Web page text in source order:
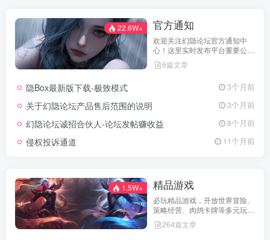
22.6W+ 官方通知
欢迎关注幻隐论坛官方通知中
心！这里实时发布平台重要公
告、活动规则、功能更新、安全
提醒及用户权益说明，确保每位
们坚持公开透明，通过权威通知
坛获得更优质、安全的使用体
验！立即查看，不错过关键信
息！
6篇文章
隐Box最新版下载-极致模式 3个月前
关于幻隐论坛产品售后范围的说明 3个月前
幻隐论坛诚招合伙人-论坛发帖赚收益 8个月前
侵权投诉通道 11个月前
1.5W+ 精品游戏
必玩精品游戏，开放世界冒险、
策略经营、肉鸽卡牌等多元玩
法，满足不同玩家的喜好 。
264篇文章